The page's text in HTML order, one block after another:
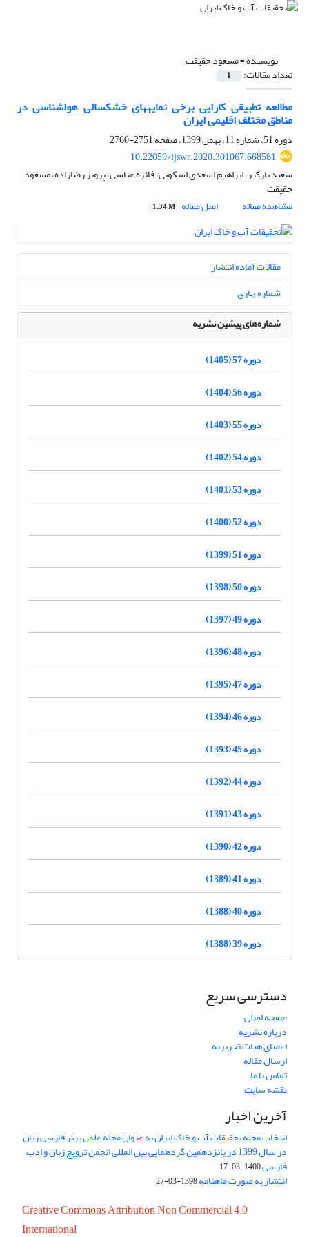
نویسنده =مسعود حقیقت
تعداد مقالات: 1
مطالعه تطبیقی کارایی برخی نمایه‎های خشکسالی هواشناسی در
مناطق مختلف اقلیمی ایران
دوره 51، شماره 11، بهمن 1399، صفحه
2751-2760
10.22059/ijswr.2020.301067.668581
سعید بازگیر، ابراهیم اسعدی اسکویی، فائزه عباسی، پرویز رضازاده، مسعود
حقیقت
مشاهده مقاله
اصل مقاله 1.34 M
مقالات آماده انتشار
شماره جاری
شماره‌های پیشین نشریه
دوره 57 (1405)
دوره 56 (1404)
دوره 55 (1403)
دوره 54 (1402)
دوره 53 (1401)
دوره 52 (1400)
دوره 51 (1399)
دوره 50 (1398)
دوره 49 (1397)
دوره 48 (1396)
دوره 47 (1395)
دوره 46 (1394)
دوره 45 (1393)
دوره 44 (1392)
دوره 43 (1391)
دوره 42 (1390)
دوره 41 (1389)
دوره 40 (1388)
دوره 39 (1388)
دسترسی سریع
صفحه اصلی
درباره نشریه
اعضای هیات تحریریه
ارسال مقاله
تماس با ما
نقشه سایت
آخرین اخبار
انتخاب مجله تحقیقات آب و خاک ایران به عنوان مجله علمی برتر فارسی زبان
در سال 1399 در پانزدهمین گردهمایی بین المللی انجمن ترویج زبان و ادب
فارسی1400-03-17
انتشار به صورت ماهنامه1398-03-27
Creative Commons Attribution Non Commercial 4.0
International